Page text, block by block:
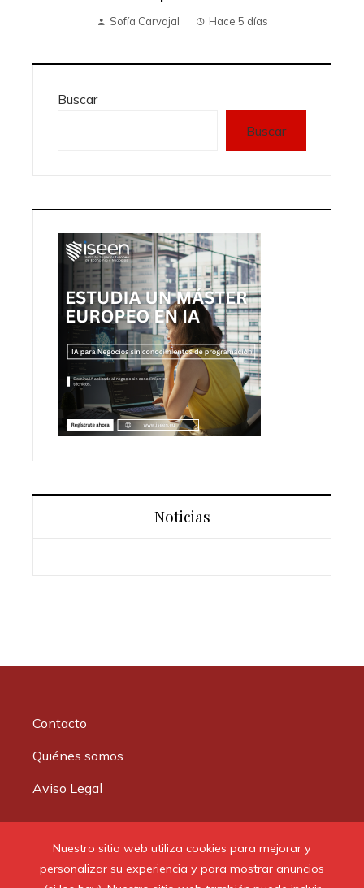
Nuestro sitio web utiliza cookies para mejorar y
personalizar su experiencia y para mostrar anuncios
Sofía Carvajal Hace 5 días
Buscar
Buscar
Noticias
Contacto
Quiénes somos
Aviso Legal